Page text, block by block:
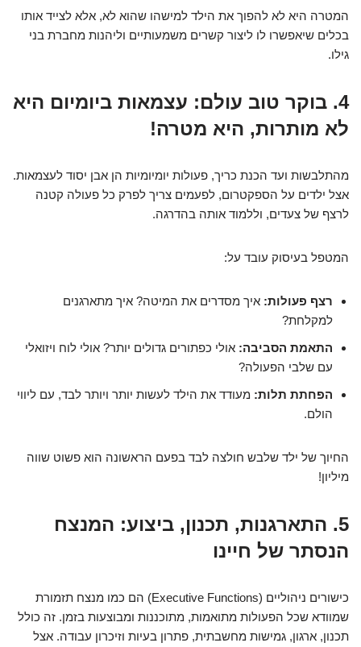
המטרה היא לא להפוך את הילד למישהו שהוא לא, אלא לצייד אותו
בכלים שיאפשרו לו ליצור קשרים משמעותיים וליהנות מחברת בני
גילו.
4. בוקר טוב עולם: עצמאות ביומיום היא
לא מותרות, היא מטרה!
מהתלבשות ועד הכנת כריך, פעולות יומיומיות הן אבן יסוד לעצמאות.
אצל ילדים על הספקטרום, לפעמים צריך לפרק כל פעולה קטנה
לרצף של צעדים, וללמוד אותה בהדרגה.
המטפל בעיסוק עובד על:
רצף פעולות: איך מסדרים את המיטה? איך מתארגנים
למקלחת?
התאמת הסביבה: אולי כפתורים גדולים יותר? אולי לוח ויזואלי
עם שלבי הפעולה?
הפחתת תלות: מעודד את הילד לעשות יותר ויותר לבד, עם ליווי
הולם.
החיוך של ילד שלבש חולצה לבד בפעם הראשונה הוא פשוט שווה
מיליון!
5. התארגנות, תכנון, ביצוע: המנצח
הנסתר של חיינו
כישורים ניהוליים (Executive Functions) הם כמו מנצח תזמורת
שמוודא שכל הפעולות מתואמות, מתוכננות ומבוצעות בזמן. זה כולל
תכנון, ארגון, גמישות מחשבתית, פתרון בעיות וזיכרון עבודה. אצל